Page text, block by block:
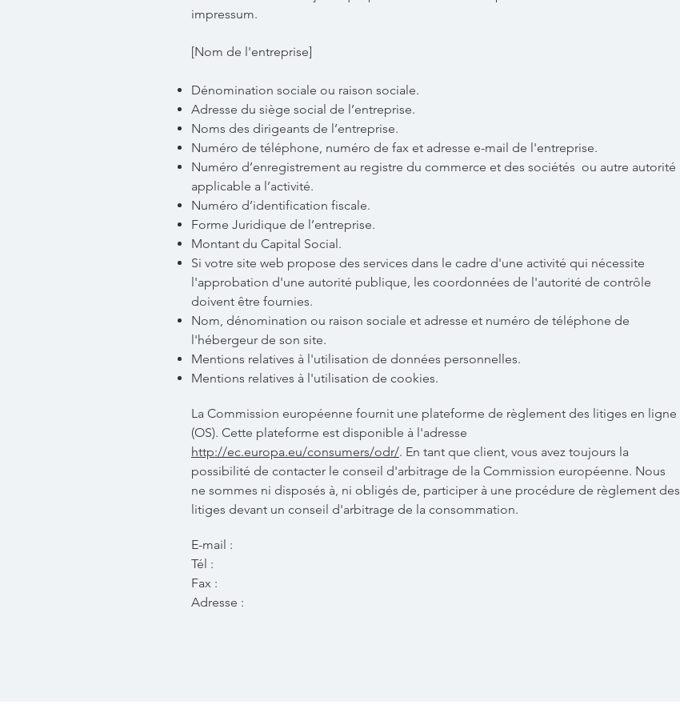
impressum.
[Nom de l'entreprise]
Dénomination sociale ou raison sociale.
Adresse du siège social de l’entreprise.
Noms des dirigeants de l’entreprise.
Numéro de téléphone, numéro de fax et adresse e-mail de l'entreprise.
Numéro d’enregistrement au registre du commerce et des sociétés ou autre autorité
applicable a l’activité.
Numéro d’identification fiscale.
Forme Juridique de l’entreprise.
Montant du Capital Social.
Si votre site web propose des services dans le cadre d'une activité qui nécessite
l'approbation d'une autorité publique, les coordonnées de l'autorité de contrôle
doivent être fournies. ​​​
Nom, dénomination ou raison sociale et adresse et numéro de téléphone de
l'hébergeur de son site.
Mentions relatives à l'utilisation de données personnelles.
Mentions relatives à l'utilisation de cookies.
La Commission européenne fournit une plateforme de règlement des litiges en ligne
(OS). Cette plateforme est disponible à l'adresse
http://ec.europa.eu/consumers/odr/. En tant que client, vous avez toujours la
possibilité de contacter le conseil d'arbitrage de la Commission européenne. Nous
ne sommes ni disposés à, ni obligés de, participer à une procédure de règlement des
litiges devant un conseil d'arbitrage de la consommation.
E-mail :
Tél :
Fax :
Adresse :